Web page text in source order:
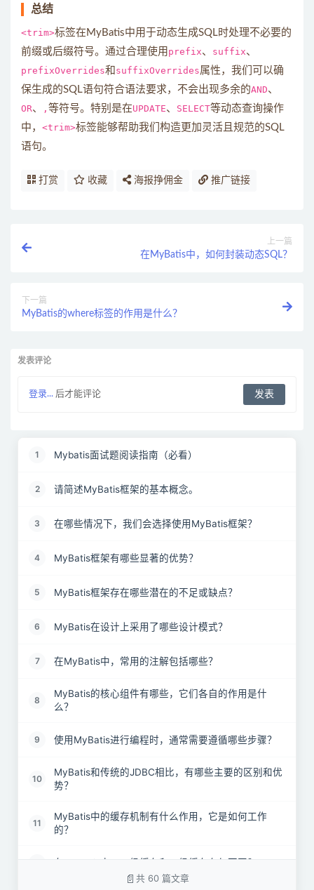
总结
<trim>标签在MyBatis中用于动态生成SQL时处理不必要的
前缀或后缀符号。通过合理使用 prefix、 suffix、
prefixOverrides和 suffixOverrides属性，我们可以确
保生成的SQL语句符合语法要求，不会出现多余的AND、
OR、 , 等符号。特别是在UPDATE、 SELECT等动态查询操作
中， <trim>标签能够帮助我们构造更加灵活且规范的SQL
语句。
打赏 收藏 海报挣佣金 推广链接
上一篇
在MyBatis中，如何封装动态SQL？
下一篇
MyBatis的where标签的作用是什么？
发表评论
登录... 后才能评论
1 Mybatis面试题阅读指南（必看）
2 请简述MyBatis框架的基本概念。
3 在哪些情况下，我们会选择使用MyBatis框架？
4 MyBatis框架有哪些显著的优势？
5 MyBatis框架存在哪些潜在的不足或缺点？
6 MyBatis在设计上采用了哪些设计模式？
7 在MyBatis中，常用的注解包括哪些？
8
MyBatis的核心组件有哪些，它们各自的作用是什
么？
9 使用MyBatis进行编程时，通常需要遵循哪些步骤？
10
MyBatis和传统的JDBC相比，有哪些主要的区别和优
势？
11
MyBatis中的缓存机制有什么作用，它是如何工作
的？
在MyBatis中，一级缓存和二级缓存有何不同？
共 60 篇文章